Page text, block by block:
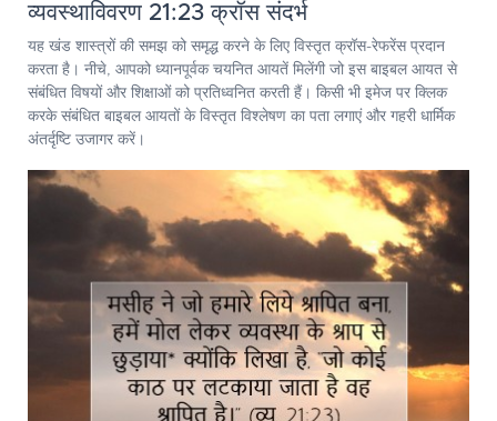
व्यवस्थाविवरण 21:23 क्रॉस संदर्भ
यह खंड शास्त्रों की समझ को समृद्ध करने के लिए विस्तृत क्रॉस-रेफरेंस प्रदान
करता है। नीचे, आपको ध्यानपूर्वक चयनित आयतें मिलेंगी जो इस बाइबल आयत से
संबंधित विषयों और शिक्षाओं को प्रतिध्वनित करती हैं। किसी भी इमेज पर क्लिक
करके संबंधित बाइबल आयतों के विस्तृत विश्लेषण का पता लगाएं और गहरी धार्मिक
अंतर्दृष्टि उजागर करें।